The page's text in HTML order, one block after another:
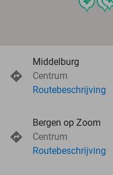
Middelburg
Centrum
Routebeschrijving
Bergen op Zoom
Centrum
Routebeschrijving